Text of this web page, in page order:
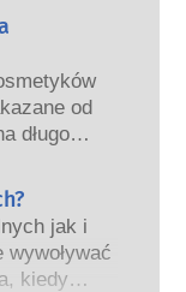
o
od
długo
i rozwój,
dla
oceny
jak i
kiedy